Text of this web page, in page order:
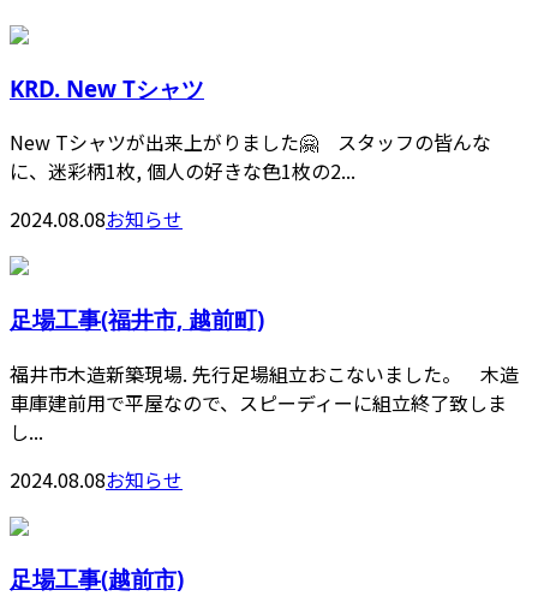
KRD. New Tシャツ
New Tシャツが出来上がりました🤗 スタッフの皆んな
に、迷彩柄1枚, 個人の好きな色1枚の2...
2024.08.08お知らせ
足場工事(福井市, 越前町)
福井市木造新築現場. 先行足場組立おこないました。 木造
車庫建前用で平屋なので、スピーディーに組立終了致しま
し...
2024.08.08お知らせ
足場工事(越前市)